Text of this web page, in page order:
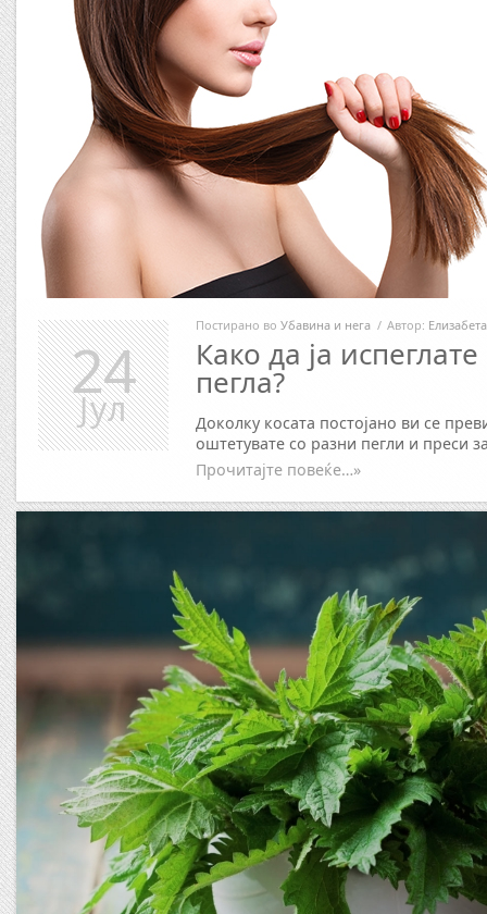
Постирано во Убавина и нега / Автор:
Како да ја
пегла?
Доколку косата постојано ви се
оштетувате со разни пегли и преси
Прочитајте повеќе…»
24
Јул